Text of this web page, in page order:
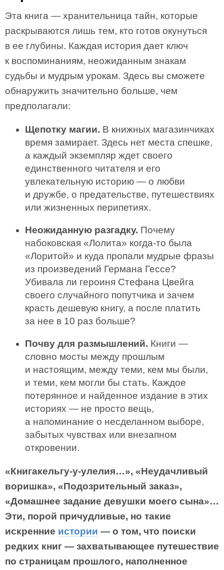
Эта книга — хранительница тайн, которые
раскрываются лишь тем, кто готов окунуться
в ее глубины. Каждая история дает ключ
к воспоминаниям, неожиданным знакам
судьбы и мудрым урокам. Здесь вы сможете
обнаружить значительно больше, чем
предполагали:
Щепотку магии. В книжных магазинчиках
время замирает. Здесь нет места спешке,
а каждый экземпляр ждет своего
единственного читателя и его
увлекательную историю — о любви
и дружбе, о предательстве, путешествиях
или жизненных перипетиях.
Неожиданную разгадку. Почему
набоковская «Лолита» когда-то была
«Лоритой» и куда пропали мудрые фразы
из произведений Германа Гессе?
Убивала ли героиня Стефана Цвейга
своего случайного попутчика и зачем
красть дешевую книгу, а после платить
за нее в 10 раз больше?
Почву для размышлений. Книги —
словно мосты между прошлым
и настоящим, между теми, кем мы были,
и теми, кем могли бы стать. Каждое
потерянное и найденное издание в этих
историях — не просто вещь,
а напоминание о несделанном выборе,
забытых чувствах или внезапном
откровении.
«Книгакельгу-у-улелия…», «Неудачливый
воришка», «Подозрительный заказ»,
«Домашнее задание девушки моего сына»…
Эти, порой причудливые, но такие
искренние истории — о том, что поиски
редких книг — захватывающее путешествие
по страницам прошлого, наполненное